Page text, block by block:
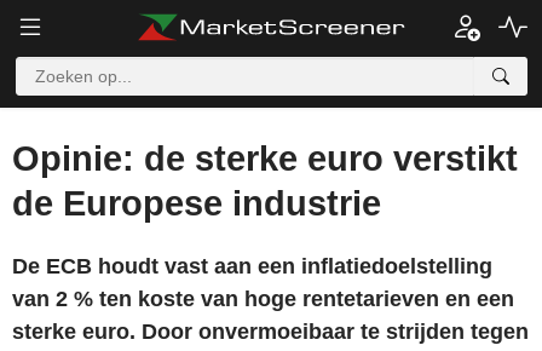
Opinie: de sterke euro verstikt
de Europese industrie
De ECB houdt vast aan een inflatiedoelstelling
van 2 % ten koste van hoge rentetarieven en een
sterke euro. Door onvermoeibaar te strijden tegen